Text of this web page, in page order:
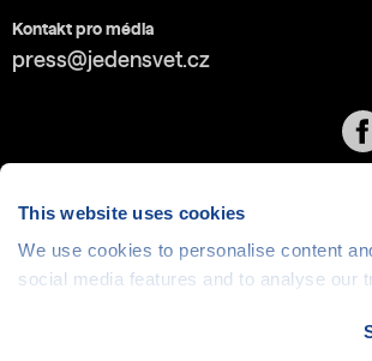
This website uses cookies
We use cookies to personalise content
social media features and to analyse our
media, advertising and analytics partners
Kontakt pro média
press@jedensvet.cz
Cookies| © 1999-2026 Člověk v tísni